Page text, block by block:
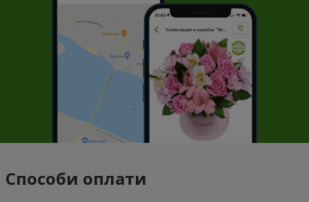
Способи оплати